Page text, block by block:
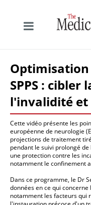
SPPS : cibler
l'invalidité
Cette vidéo présente les
européenne de neurologie
projections de traitement
pendant le suivi prolongé de
une protection contre les
notamment le confinement
Dans ce programme, le Dr
données en ce qui
notamment les facteurs qui